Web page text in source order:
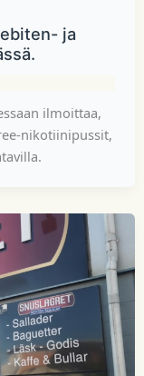
ja
ilmoittaa,
nikotiinipussit,